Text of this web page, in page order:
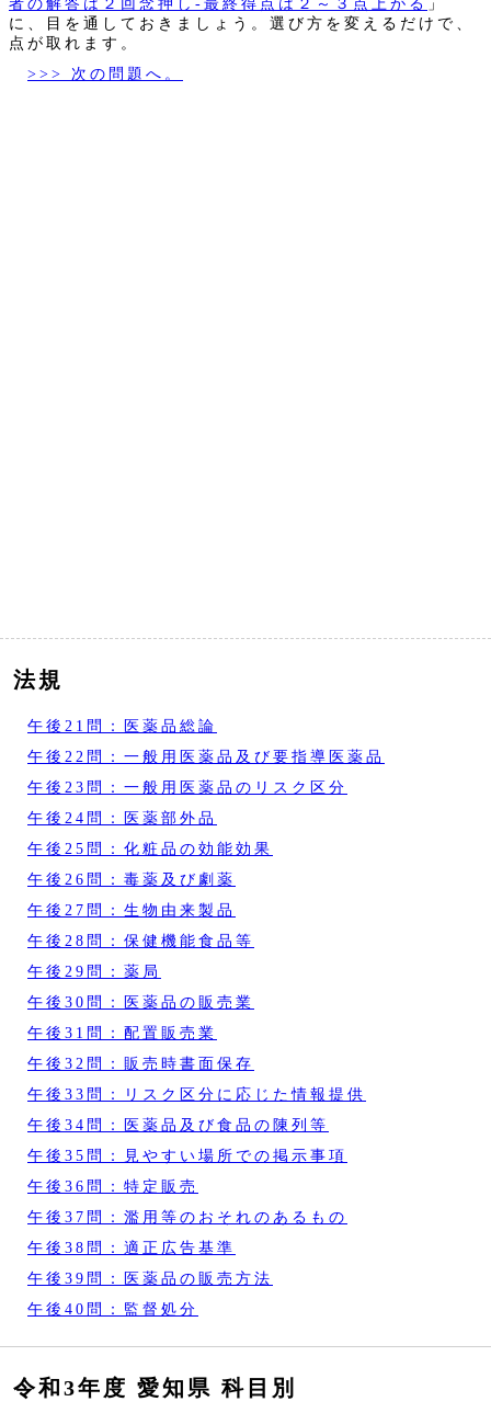
に、目を通しておきましょう。選び方を変えるだけで、
点が取れます。
>>> 次の問題へ。
法規
午後21問：医薬品総論
午後22問：一般用医薬品及び要指導医薬品
午後23問：一般用医薬品のリスク区分
午後24問：医薬部外品
午後25問：化粧品の効能効果
午後26問：毒薬及び劇薬
午後27問：生物由来製品
午後28問：保健機能食品等
午後29問：薬局
午後30問：医薬品の販売業
午後31問：配置販売業
午後32問：販売時書面保存
午後33問：リスク区分に応じた情報提供
午後34問：医薬品及び食品の陳列等
午後35問：見やすい場所での掲示事項
午後36問：特定販売
午後37問：濫用等のおそれのあるもの
午後38問：適正広告基準
午後39問：医薬品の販売方法
午後40問：監督処分
令和3年度 愛知県 科目別